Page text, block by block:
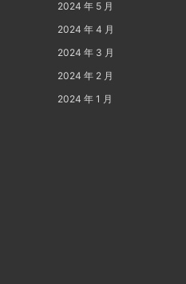
2024 年 5 月
2024 年 4 月
2024 年 3 月
2024 年 2 月
2024 年 1 月